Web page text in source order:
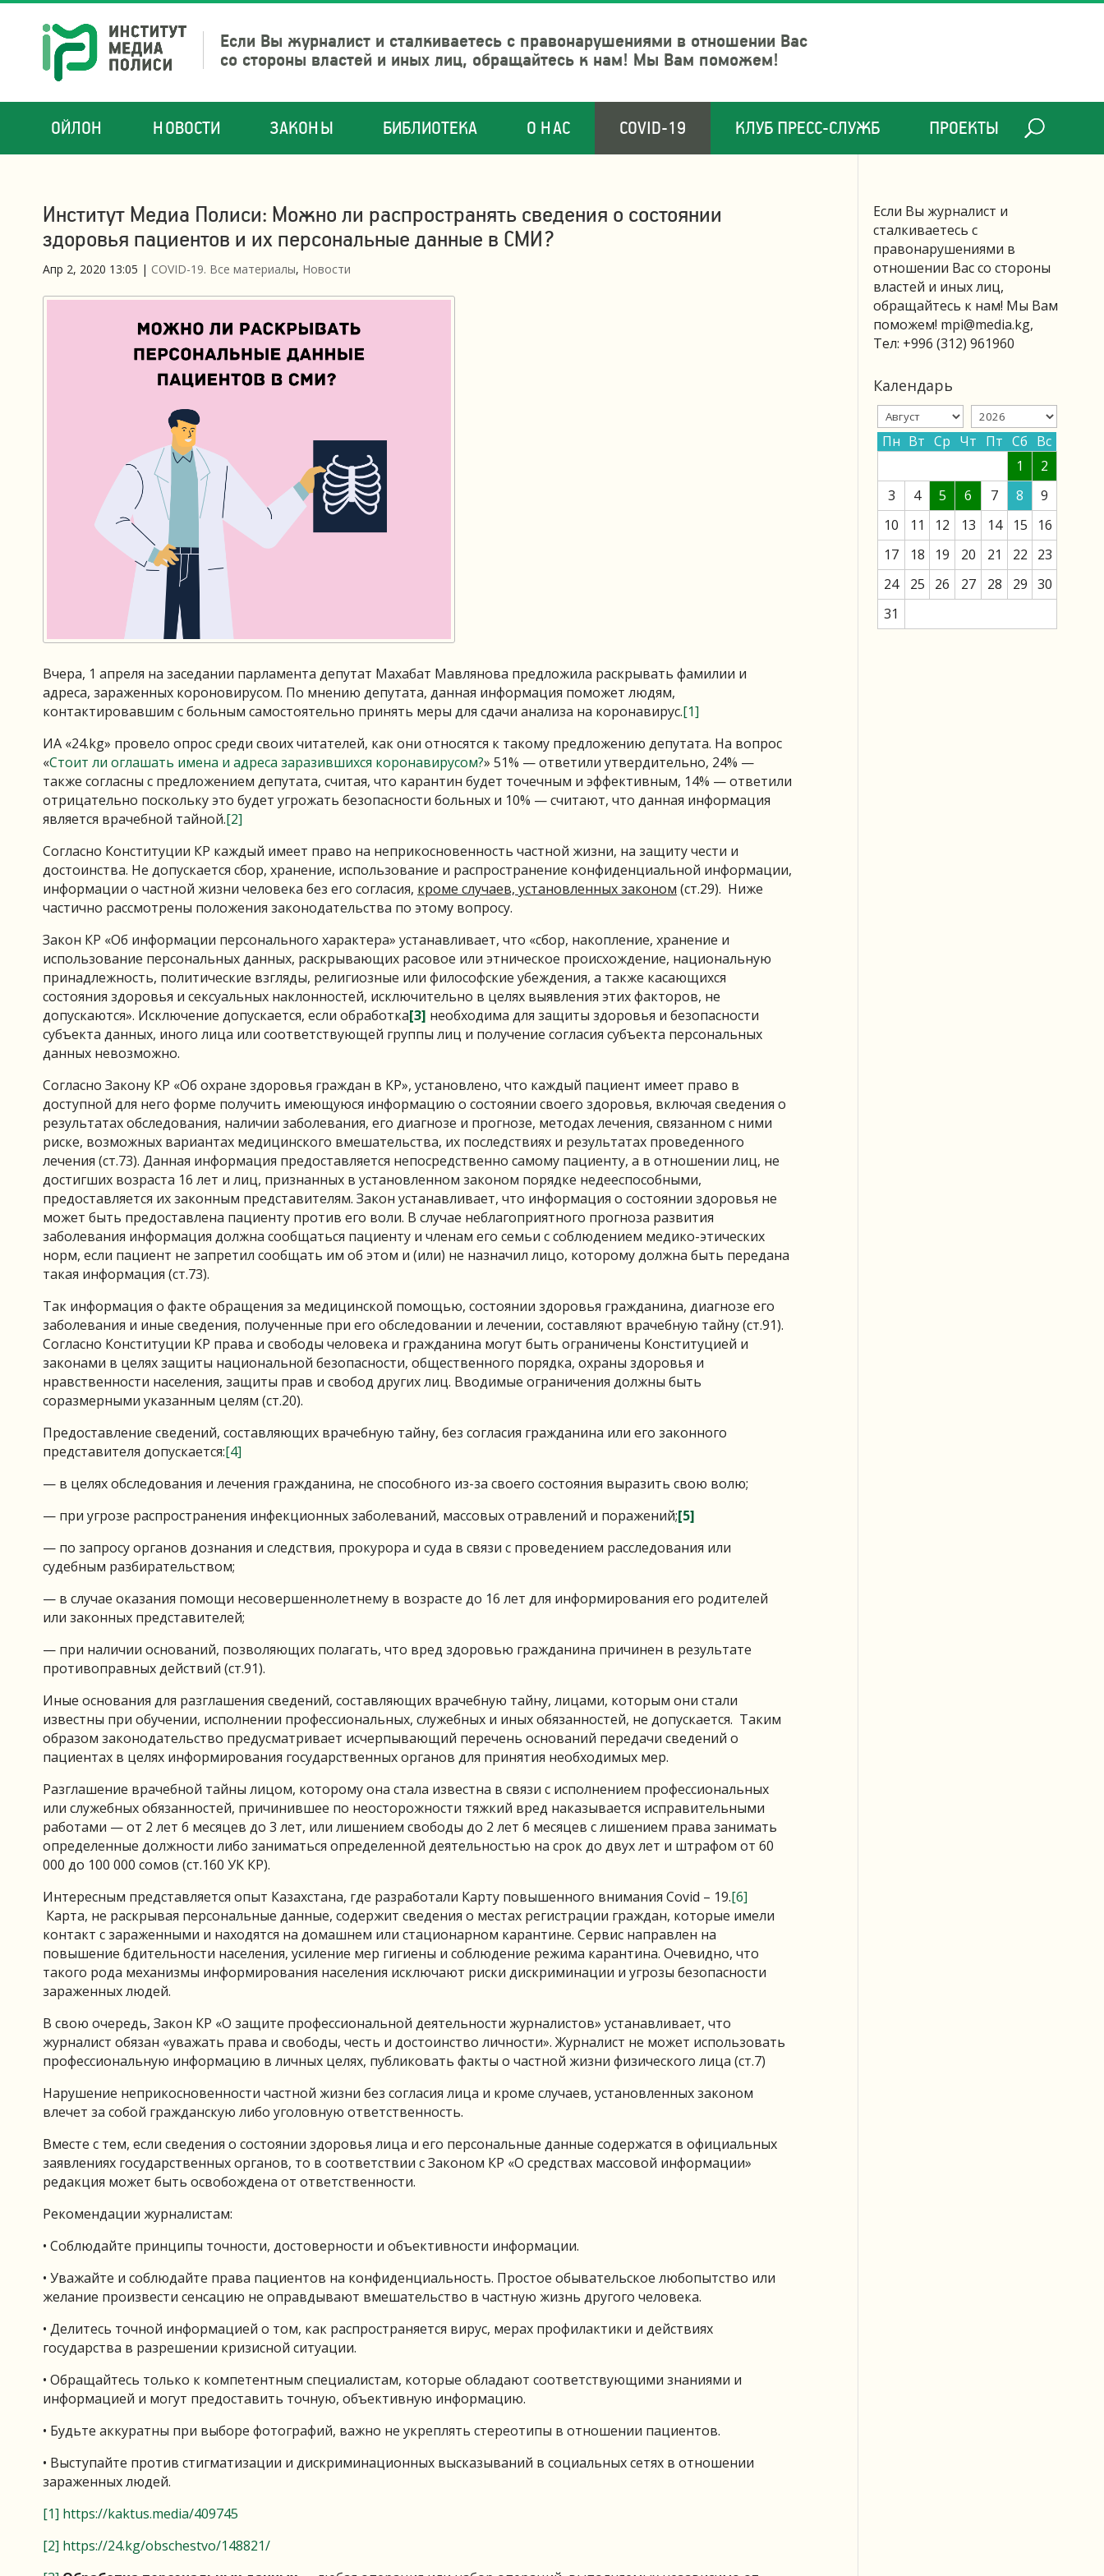
Если Вы журналист и сталкиваетесь с правонарушениями в отношении Вас
со стороны властей и иных лиц, обращайтесь к нам! Мы Вам поможем!
ОЙЛОН НОВОСТИ ЗАКОНЫ БИБЛИОТЕКА О НАС COVID-19 КЛУБ ПРЕСС-СЛУЖБ ПРОЕКТЫ
Институт Медиа Полиси: Можно ли распространять сведения о состоянии
здоровья пациентов и их персональные данные в СМИ?
Апр 2, 2020 13:05 | COVID-19. Все материалы, Новости
Вчера, 1 апреля на заседании парламента депутат Махабат Мавлянова предложила раскрывать фамилии и
адреса, зараженных короновирусом. По мнению депутата, данная информация поможет людям,
контактировавшим с больным самостоятельно принять меры для сдачи анализа на коронавирус.[1]
ИА «24.kg» провело опрос среди своих читателей, как они относятся к такому предложению депутата. На вопрос
«Стоит ли оглашать имена и адреса заразившихся коронавирусом?» 51% — ответили утвердительно, 24% —
также согласны с предложением депутата, считая, что карантин будет точечным и эффективным, 14% — ответили
отрицательно поскольку это будет угрожать безопасности больных и 10% — считают, что данная информация
является врачебной тайной.[2]
Согласно Конституции КР каждый имеет право на неприкосновенность частной жизни, на защиту чести и
достоинства. Не допускается сбор, хранение, использование и распространение конфиденциальной информации,
информации о частной жизни человека без его согласия, кроме случаев, установленных законом (ст.29). Ниже
частично рассмотрены положения законодательства по этому вопросу.
Закон КР «Об информации персонального характера» устанавливает, что «сбор, накопление, хранение и
использование персональных данных, раскрывающих расовое или этническое происхождение, национальную
принадлежность, политические взгляды, религиозные или философские убеждения, а также касающихся
состояния здоровья и сексуальных наклонностей, исключительно в целях выявления этих факторов, не
допускаются». Исключение допускается, если обработка[3] необходима для защиты здоровья и безопасности
субъекта данных, иного лица или соответствующей группы лиц и получение согласия субъекта персональных
данных невозможно.
Согласно Закону КР «Об охране здоровья граждан в КР», установлено, что каждый пациент имеет право в
доступной для него форме получить имеющуюся информацию о состоянии своего здоровья, включая сведения о
результатах обследования, наличии заболевания, его диагнозе и прогнозе, методах лечения, связанном с ними
риске, возможных вариантах медицинского вмешательства, их последствиях и результатах проведенного
лечения (ст.73). Данная информация предоставляется непосредственно самому пациенту, а в отношении лиц, не
достигших возраста 16 лет и лиц, признанных в установленном законом порядке недееспособными,
предоставляется их законным представителям. Закон устанавливает, что информация о состоянии здоровья не
может быть предоставлена пациенту против его воли. В случае неблагоприятного прогноза развития
заболевания информация должна сообщаться пациенту и членам его семьи с соблюдением медико-этических
норм, если пациент не запретил сообщать им об этом и (или) не назначил лицо, которому должна быть передана
такая информация (ст.73).
Так информация о факте обращения за медицинской помощью, состоянии здоровья гражданина, диагнозе его
заболевания и иные сведения, полученные при его обследовании и лечении, составляют врачебную тайну (ст.91).
Согласно Конституции КР права и свободы человека и гражданина могут быть ограничены Конституцией и
законами в целях защиты национальной безопасности, общественного порядка, охраны здоровья и
нравственности населения, защиты прав и свобод других лиц. Вводимые ограничения должны быть
соразмерными указанным целям (ст.20).
Предоставление сведений, составляющих врачебную тайну, без согласия гражданина или его законного
представителя допускается:[4]
— в целях обследования и лечения гражданина, не способного из-за своего состояния выразить свою волю;
— при угрозе распространения инфекционных заболеваний, массовых отравлений и поражений;[5]
— по запросу органов дознания и следствия, прокурора и суда в связи с проведением расследования или
судебным разбирательством;
— в случае оказания помощи несовершеннолетнему в возрасте до 16 лет для информирования его родителей
или законных представителей;
— при наличии оснований, позволяющих полагать, что вред здоровью гражданина причинен в результате
противоправных действий (ст.91).
Иные основания для разглашения сведений, составляющих врачебную тайну, лицами, которым они стали
известны при обучении, исполнении профессиональных, служебных и иных обязанностей, не допускается. Таким
образом законодательство предусматривает исчерпывающий перечень оснований передачи сведений о
пациентах в целях информирования государственных органов для принятия необходимых мер.
Разглашение врачебной тайны лицом, которому она стала известна в связи с исполнением профессиональных
или служебных обязанностей, причинившее по неосторожности тяжкий вред наказывается исправительными
работами — от 2 лет 6 месяцев до 3 лет, или лишением свободы до 2 лет 6 месяцев с лишением права занимать
определенные должности либо заниматься определенной деятельностью на срок до двух лет и штрафом от 60
000 до 100 000 сомов (ст.160 УК КР).
Интересным представляется опыт Казахстана, где разработали Карту повышенного внимания Covid – 19.[6]
Карта, не раскрывая персональные данные, содержит сведения о местах регистрации граждан, которые имели
контакт с зараженными и находятся на домашнем или стационарном карантине. Сервис направлен на
повышение бдительности населения, усиление мер гигиены и соблюдение режима карантина. Очевидно, что
такого рода механизмы информирования населения исключают риски дискриминации и угрозы безопасности
зараженных людей.
В свою очередь, Закон КР «О защите профессиональной деятельности журналистов» устанавливает, что
журналист обязан «уважать права и свободы, честь и достоинство личности». Журналист не может использовать
профессиональную информацию в личных целях, публиковать факты о частной жизни физического лица (ст.7)
Нарушение неприкосновенности частной жизни без согласия лица и кроме случаев, установленных законом
влечет за собой гражданскую либо уголовную ответственность.
Вместе с тем, если сведения о состоянии здоровья лица и его персональные данные содержатся в официальных
заявлениях государственных органов, то в соответствии с Законом КР «О средствах массовой информации»
редакция может быть освобождена от ответственности.
Рекомендации журналистам:
• Соблюдайте принципы точности, достоверности и объективности информации.
• Уважайте и соблюдайте права пациентов на конфиденциальность. Простое обывательское любопытство или
желание произвести сенсацию не оправдывают вмешательство в частную жизнь другого человека.
• Делитесь точной информацией о том, как распространяется вирус, мерах профилактики и действиях
государства в разрешении кризисной ситуации.
• Обращайтесь только к компетентным специалистам, которые обладают соответствующими знаниями и
информацией и могут предоставить точную, объективную информацию.
• Будьте аккуратны при выборе фотографий, важно не укреплять стереотипы в отношении пациентов.
• Выступайте против стигматизации и дискриминационных высказываний в социальных сетях в отношении
зараженных людей.
[1] https://kaktus.media/409745
[2] https://24.kg/obschestvo/148821/
Если Вы журналист и
сталкиваетесь с
правонарушениями в
отношении Вас со стороны
властей и иных лиц,
обращайтесь к нам! Мы Вам
поможем! mpi@media.kg,
Тел: +996 (312) 961960
Календарь
Пн Вт Ср Чт Пт Сб Вс
1
2
3
4 5 6 7 8
9
10
11 12 13 14 15
16
17
18 19 20 21 22
23
24
25 26 27 28 29 30
31